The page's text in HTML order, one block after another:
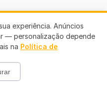
experiência. Anúncios
— personalização depende
na Política de